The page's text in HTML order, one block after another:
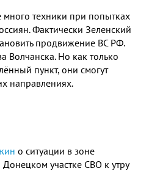
техники при попытках
Фактически Зеленский
продвижение ВС РФ.
Волчанска. Но как только
пункт, они смогут
направлениях.
о ситуации в зоне
участке СВО к утру